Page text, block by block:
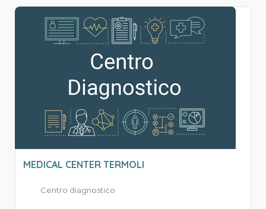
MEDICAL CENTER TERMOLI
Centro diagnostico